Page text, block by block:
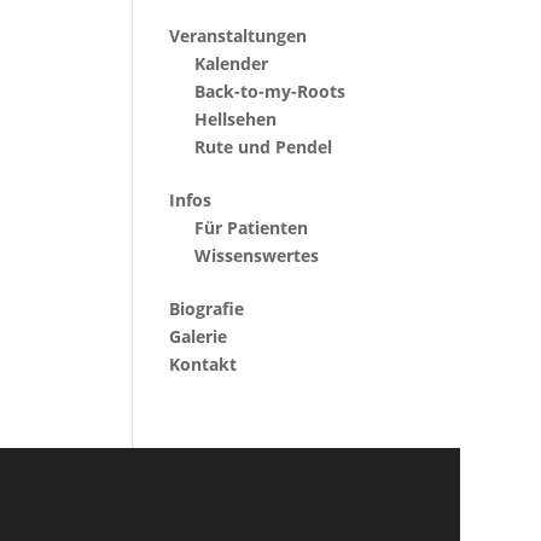
Veranstaltungen
Kalender
Back-to-my-Roots
Hellsehen
Rute und Pendel
Infos
Für Patienten
Wissenswertes
Biografie
Galerie
Kontakt